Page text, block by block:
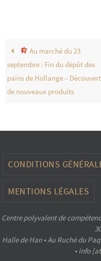
Au marché du 23
septembre : Fin du dépôt des
pains de Hollange –
de nouveaux produits
CONDITIONS
MENTIONS LÉGALES
Centre polyvalent de
Halle de Han • Au Ruché du
• info